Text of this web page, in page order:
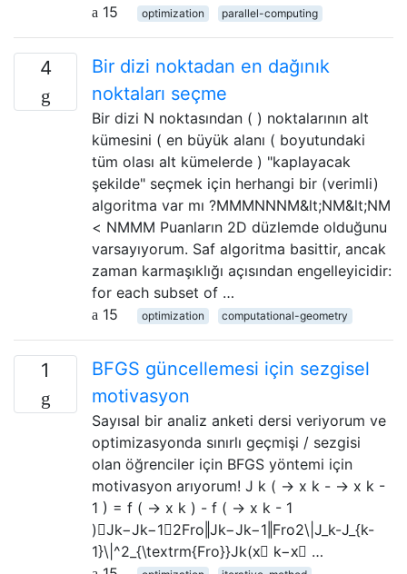
15
optimization parallel-computing
4
Bir dizi noktadan en dağınık
noktaları seçme
Bir dizi N noktasından ( ) noktalarının alt
kümesini ( en büyük alanı ( boyutundaki
tüm olası alt kümelerde ) "kaplayacak
şekilde" seçmek için herhangi bir (verimli)
algoritma var mı ?MMMNNNM&lt;NM&lt;NM
< NMMM Puanların 2D düzlemde olduğunu
varsayıyorum. Saf algoritma basittir, ancak
zaman karmaşıklığı açısından engelleyicidir:
for each subset of …
15
optimization computational-geometry
1
BFGS güncellemesi için sezgisel
motivasyon
Sayısal bir analiz anketi dersi veriyorum ve
optimizasyonda sınırlı geçmişi / sezgisi
olan öğrenciler için BFGS yöntemi için
motivasyon arıyorum! J k ( → x k - → x k -
1 ) = f ( → x k ) - f ( → x k - 1
)∥Jk−Jk−1∥2Fro‖Jk−Jk−1‖Fro2\|J_k-J_{k-
1}\|^2_{\textrm{Fro}}Jk(x⃗ k−x⃗ …